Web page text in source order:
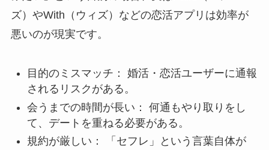
ズ）やWith（ウィズ）などの恋活アプリは効率が
悪いのが現実です。
目的のミスマッチ： 婚活・恋活ユーザーに通報
されるリスクがある。
会うまでの時間が長い： 何通もやり取りをし
て、デートを重ねる必要がある。
規約が厳しい： 「セフレ」という言葉自体が